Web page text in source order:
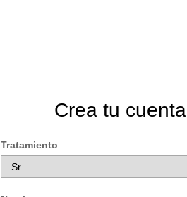
Français
Libra esterlina
Crea tu cuenta
Tratamiento